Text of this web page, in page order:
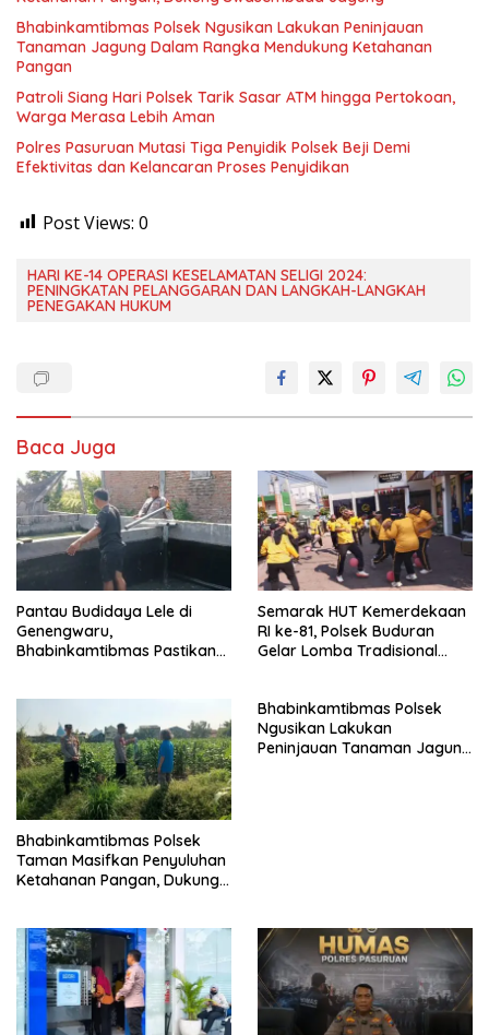
Bhabinkamtibmas Polsek Ngusikan Lakukan Peninjauan
Tanaman Jagung Dalam Rangka Mendukung Ketahanan
Pangan
Patroli Siang Hari Polsek Tarik Sasar ATM hingga Pertokoan,
Warga Merasa Lebih Aman
Polres Pasuruan Mutasi Tiga Penyidik Polsek Beji Demi
Efektivitas dan Kelancaran Proses Penyidikan
Post Views: 0
HARI KE-14 OPERASI KESELAMATAN SELIGI 2024:
PENINGKATAN PELANGGARAN DAN LANGKAH-LANGKAH
PENEGAKAN HUKUM
Baca Juga
Pantau Budidaya Lele di
Genengwaru,
Bhabinkamtibmas Pastikan
Semarak HUT Kemerdekaan
RI ke-81, Polsek Buduran
Gelar Lomba Tradisional
Bhabinkamtibmas Polsek
Taman Masifkan Penyuluhan
Ketahanan Pangan, Dukung
Bhabinkamtibmas Polsek
Ngusikan Lakukan
Peninjauan Tanaman Jagung